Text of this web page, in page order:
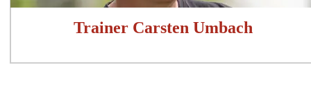
Trainer Carsten Umbach